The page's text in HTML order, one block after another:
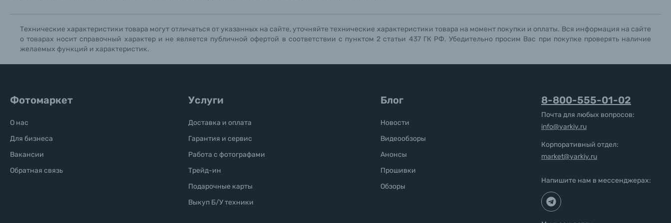
Технические характеристики товара могут отличаться от указанных на сайте, уточняйте технические характеристики товара на момент покупки и оплаты. Вся информация на сайте
о товарах носит справочный характер и не является публичной офертой в соответствии с пунктом 2 статьи 437 ГК РФ. Убедительно просим Вас при покупке проверять наличие
желаемых функций и характеристик.
Фотомаркет
О нас
Для бизнеса
Вакансии
Обратная связь
Услуги
Доставка и оплата
Гарантия и сервис
Работа с фотографами
Трейд-ин
Подарочные карты
Выкуп Б/У техники
Блог
Новости
Видеообзоры
Анонсы
Прошивки
Обзоры
8-800-555-01-02
Почта для любых вопросов:
info@yarkiy.ru
Корпоративный отдел:
market@yarkiy.ru
Напишите нам в мессенджерах: